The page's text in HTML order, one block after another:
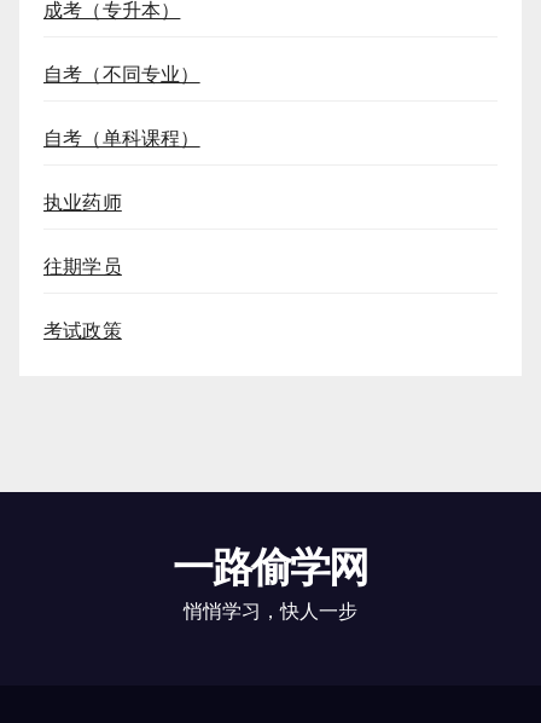
成考（专升本）
自考（不同专业）
自考（单科课程）
执业药师
往期学员
考试政策
一路偷学网
悄悄学习，快人一步